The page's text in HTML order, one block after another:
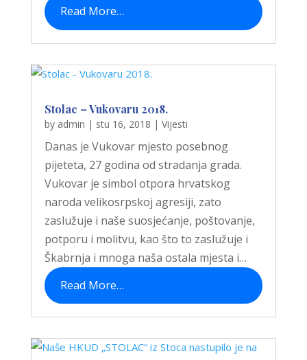
Read More…
Stolac – Vukovaru 2018.
by admin | stu 16, 2018 | Vijesti
Danas je Vukovar mjesto posebnog
pijeteta, 27 godina od stradanja grada.
Vukovar je simbol otpora hrvatskog
naroda velikosrpskoj agresiji, zato
zaslužuje i naše suosjećanje, poštovanje,
potporu i molitvu, kao što to zaslužuje i
Škabrnja i mnoga naša ostala mjesta i…
Read More…